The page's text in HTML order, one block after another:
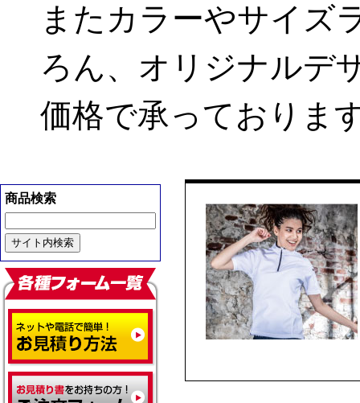
またカラーやサイズ
ろん、オリジナルデ
価格で承っておりま
商品検索